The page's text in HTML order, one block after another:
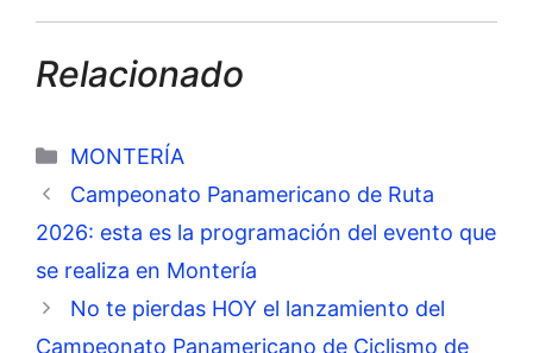
Relacionado
Categorías
MONTERÍA
Campeonato Panamericano de Ruta
2026: esta es la programación del evento que
se realiza en Montería
No te pierdas HOY el lanzamiento del
Campeonato Panamericano de Ciclismo de